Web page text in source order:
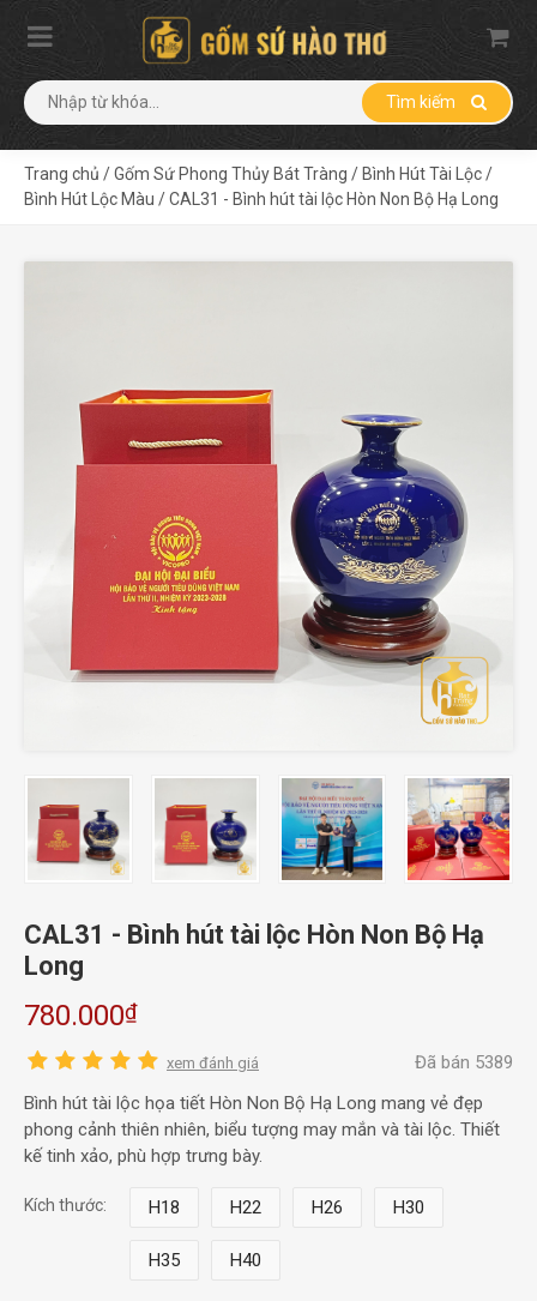
Tìm kiếm
Trang chủ /Gốm Sứ Phong Thủy Bát Tràng / Bình Hút Tài Lộc/
Bình Hút Lộc Màu /CAL31 - Bình hút tài lộc Hòn Non Bộ Hạ Long
CAL31 - Bình hút tài lộc Hòn Non Bộ Hạ
Long
780.000₫
xem đánh giá
Đã bán 5389
Bình hút tài lộc họa tiết Hòn Non Bộ Hạ Long mang vẻ đẹp
phong cảnh thiên nhiên, biểu tượng may mắn và tài lộc. Thiết
kế tinh xảo, phù hợp trưng bày.
Kích thước: H18 H22 H26 H30
H35 H40